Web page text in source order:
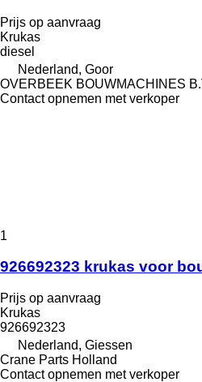
Prijs op aanvraag
Krukas
diesel
Nederland, Goor
OVERBEEK BOUWMACHINES
Contact opnemen met verkoper
1
926692323 krukas voor
Prijs op aanvraag
Krukas
926692323
Nederland, Giessen
Crane Parts Holland
Contact opnemen met verkoper